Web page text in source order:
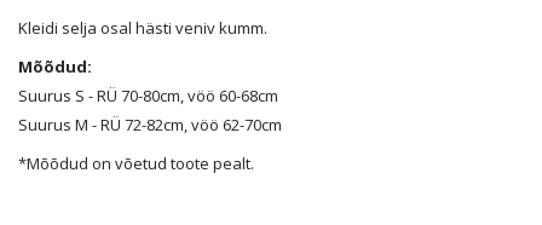
Kleidi selja osal hästi veniv kumm.
Mõõdud:
Suurus S - RÜ 70-80cm, vöö 60-68cm
Suurus M - RÜ 72-82cm, vöö 62-70cm
*Mõõdud on võetud toote pealt.